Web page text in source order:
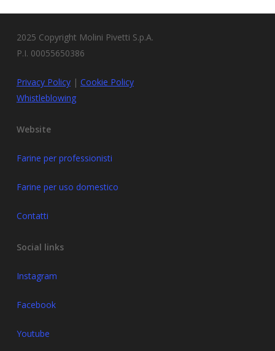
2025 Copyright Molini Pivetti S.p.A.
P.I. 00055650386
Privacy Policy| Cookie Policy
Whistleblowing
Website
Farine per professionisti
Farine per uso domestico
Contatti
Social links
Instagram
Facebook
Youtube